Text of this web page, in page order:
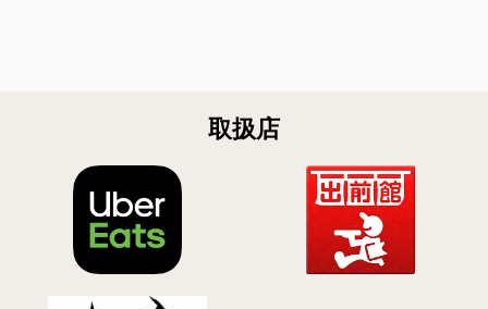
取扱店